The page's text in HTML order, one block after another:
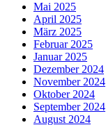
Mai 2025
April 2025
März 2025
Februar 2025
Januar 2025
Dezember 2024
November 2024
Oktober 2024
September 2024
August 2024